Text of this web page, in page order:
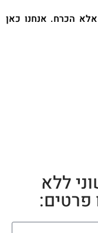
אלא הכרח. אנחנו כאן
ללא
פרטים: